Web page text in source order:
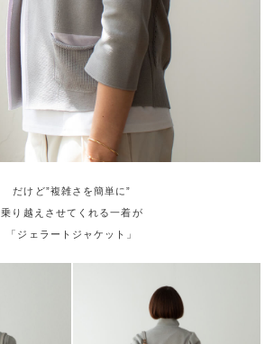
だけど”複雑さを簡単に”
乗り越えさせてくれる一着が
「ジェラートジャケット」